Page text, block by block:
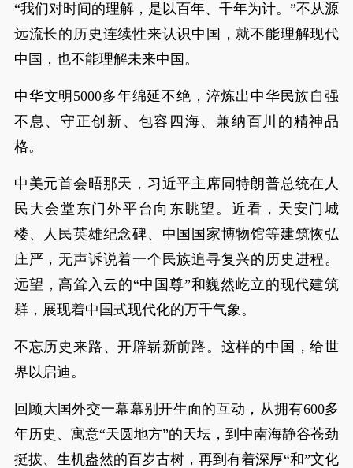
“我们对时间的理解，是以百年、千年为计。”不从源
远流长的历史连续性来认识中国，就不能理解现代
中国，也不能理解未来中国。
中华文明5000多年绵延不绝，淬炼出中华民族自强
不息、守正创新、包容四海、兼纳百川的精神品
格。
中美元首会晤那天，习近平主席同特朗普总统在人
民大会堂东门外平台向东眺望。近看，天安门城
楼、人民英雄纪念碑、中国国家博物馆等建筑恢弘
庄严，无声诉说着一个民族追寻复兴的历史进程。
远望，高耸入云的“中国尊”和巍然屹立的现代建筑
群，展现着中国式现代化的万千气象。
不忘历史来路、开辟崭新前路。这样的中国，给世
界以启迪。
回顾大国外交一幕幕别开生面的互动，从拥有600多
年历史、寓意“天圆地方”的天坛，到中南海静谷苍劲
挺拔、生机盎然的百岁古树，再到有着深厚“和”文化